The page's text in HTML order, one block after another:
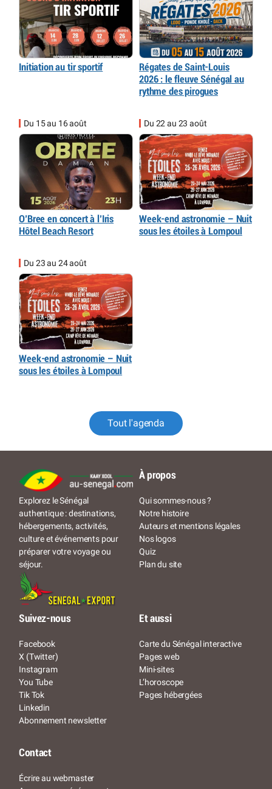
Initiation au tir sportif
Régates de Saint-Louis
2026 : le fleuve Sénégal au
rythme des pirogues
Du 15 au 16 août
O’Bree en concert à l’Iris
Hôtel Beach Resort
Du 22 au 23 août
Week-end astronomie – Nuit
sous les étoiles à Lompoul
Du 23 au 24 août
Week-end astronomie – Nuit
sous les étoiles à Lompoul
Tout l'agenda
Explorez le Sénégal
authentique : destinations,
hébergements, activités,
culture et événements pour
préparer votre voyage ou
séjour.
À propos
Qui sommes-nous ?
Notre histoire
Auteurs et mentions légales
Nos logos
Quiz
Plan du site
Suivez-nous
Facebook
X (Twitter)
Instagram
You Tube
Tik Tok
Linkedin
Abonnement newsletter
Et aussi
Carte du Sénégal interactive
Pages web
Mini-sites
L’horoscope
Pages hébergées
Contact
Écrire au webmaster